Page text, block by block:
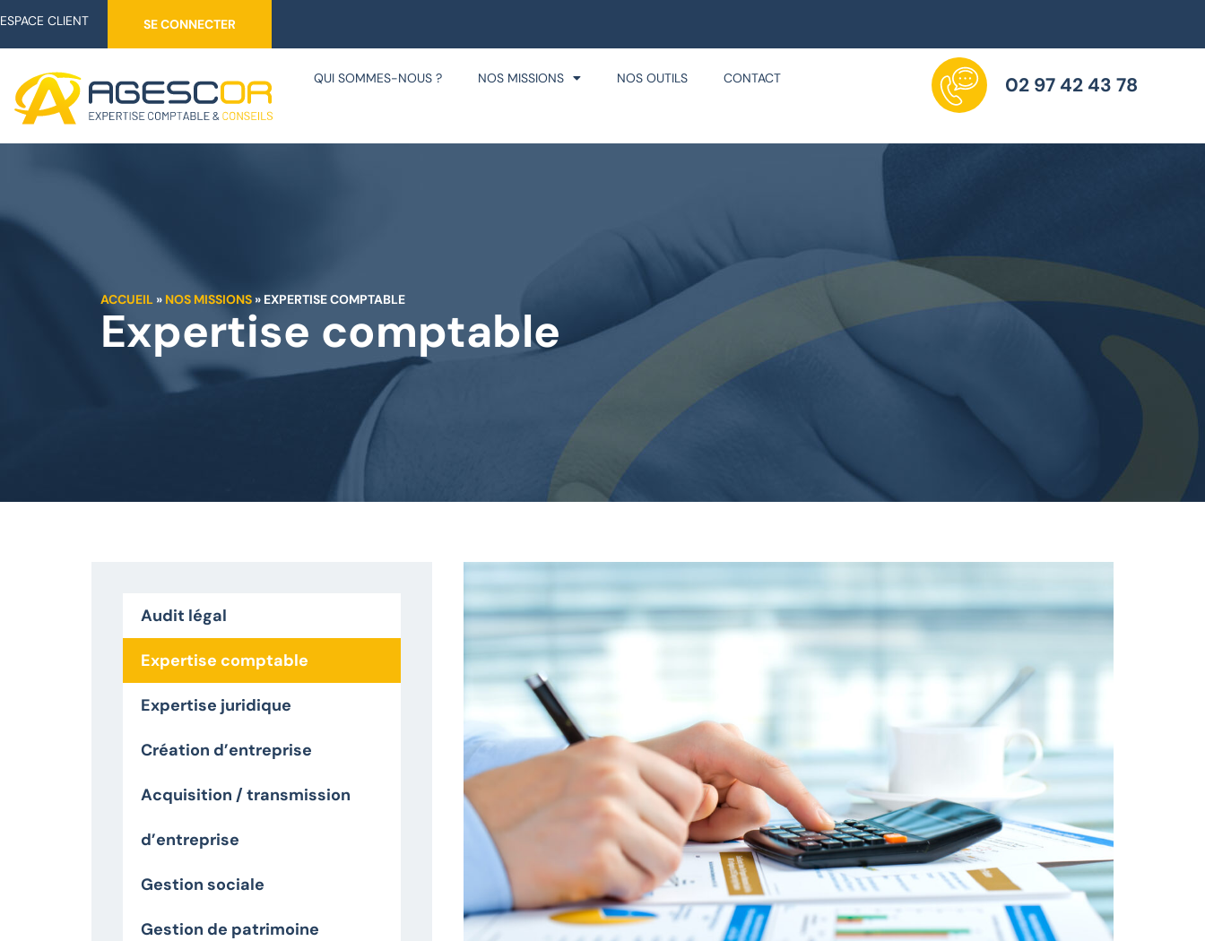
ESPACE CLIENT SE CONNECTER
QUI SOMMES-NOUS ? NOS MISSIONS NOS OUTILS CONTACT 02 97 42 43 78
ACCUEIL » NOS MISSIONS » EXPERTISE COMPTABLE
Expertise comptable
Audit légal
Expertise comptable
Expertise juridique
Création d’entreprise
Acquisition / transmission
d’entreprise
Gestion sociale
Gestion de patrimoine